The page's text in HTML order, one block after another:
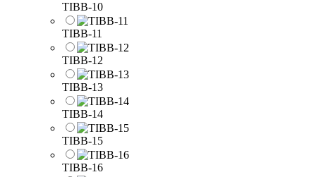
TIBB-10
TIBB-11
TIBB-12
TIBB-13
TIBB-14
TIBB-15
TIBB-16